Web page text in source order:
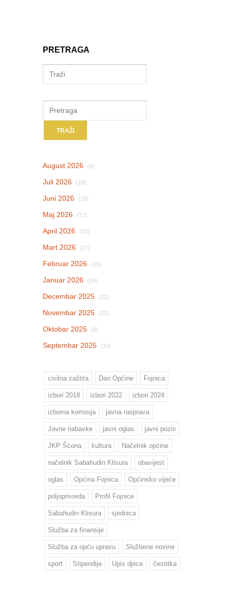
PRETRAGA
August 2026 (5)
Juli 2026 (19)
Juni 2026 (16)
Maj 2026 (17)
April 2026 (13)
Mart 2026 (17)
Februar 2026 (15)
Januar 2026 (14)
Decembar 2025 (22)
Novembar 2025 (21)
Oktobar 2025 (8)
Septembar 2025 (10)
civilna zaštita Dan Općine Fojnica
izbori 2018 izbori 2022 izbori 2024
izborna komisija javna rasprava
Javne nabavke javni oglas javni poziv
JKP Šćona kultura Načelnik općine
načelnik Sabahudin Klisura obavijest
oglas Općina Fojnica Općinsko vijeće
poljoprivreda Profil Fojnice
Sabahudin Klisura sjednica
Služba za finansije
Služba za opću upravu Službene novine
sport Stipendije Upis djece čestitka